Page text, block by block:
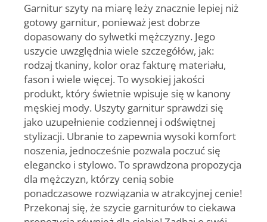
Garnitur szyty na miarę leży znacznie lepiej niż
gotowy garnitur, ponieważ jest dobrze
dopasowany do sylwetki mężczyzny. Jego
uszycie uwzględnia wiele szczegółów, jak:
rodzaj tkaniny, kolor oraz fakturę materiału,
fason i wiele więcej. To wysokiej jakości
produkt, który świetnie wpisuje się w kanony
męskiej mody. Uszyty garnitur sprawdzi się
jako uzupełnienie codziennej i odświętnej
stylizacji. Ubranie to zapewnia wysoki komfort
noszenia, jednocześnie pozwala poczuć się
elegancko i stylowo. To sprawdzona propozycja
dla mężczyzn, którzy cenią sobie
ponadczasowe rozwiązania w atrakcyjnej cenie!
Przekonaj się, że szycie garniturówto ciekawa